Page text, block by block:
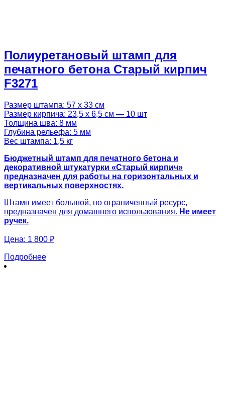
Полиуретановый штамп для
печатного бетона Старый кирпич
F3271
Размер штампа: 57 х 33 см
Размер кирпича: 23,5 х 6,5 см — 10 шт
Толщина шва: 8 мм
Глубина рельефа: 5 мм
Вес штампа: 1,5 кг
Бюджетный штамп для печатного бетона и
декоративной штукатурки «Старый кирпич»
предназначен для работы на горизонтальных и
вертикальных поверхностях.
Штамп имеет большой, но ограниченный ресурс,
предназначен для домашнего использования. Не имеет
ручек.
Цена: 1 800 ₽
Подробнее